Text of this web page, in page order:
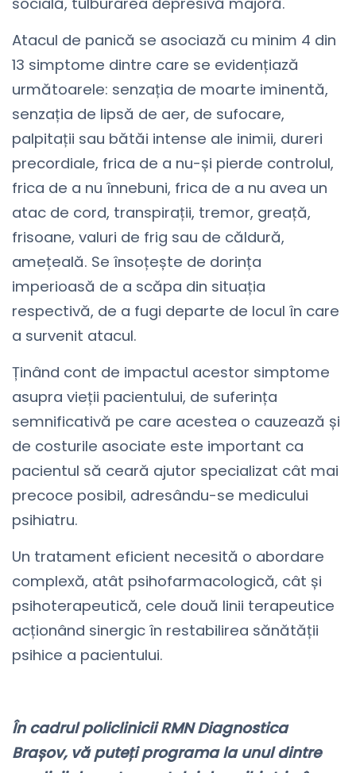
Atacul de panică se asociază cu minim 4 din
13 simptome dintre care se evidențiază
următoarele: senzația de moarte iminentă,
senzația de lipsă de aer, de sufocare,
palpitații sau bătăi intense ale inimii, dureri
precordiale, frica de a nu-și pierde controlul,
frica de a nu înnebuni, frica de a nu avea un
atac de cord, transpirații, tremor, greață,
frisoane, valuri de frig sau de căldură,
amețeală. Se însoțește de dorința
imperioasă de a scăpa din situația
respectivă, de a fugi departe de locul în care
a survenit atacul.
Ținând cont de impactul acestor simptome
asupra vieții pacientului, de suferința
semnificativă pe care acestea o cauzează și
de costurile asociate este important ca
pacientul să ceară ajutor specializat cât mai
precoce posibil, adresându-se medicului
psihiatru.
Un tratament eficient necesită o abordare
complexă, atât psihofarmacologică, cât și
psihoterapeutică, cele două linii terapeutice
acționând sinergic în restabilirea sănătății
psihice a pacientului.
În cadrul policlinicii RMN Diagnostica
Brașov, vă puteți programa la unul dintre